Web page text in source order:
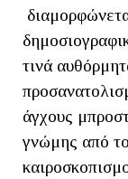
τινά
άγχους
γνώμης από